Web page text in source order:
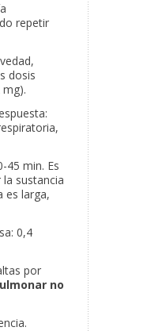
repetir
dosis
mg).
45 min. Es
sustancia
es larga,
0,4
por
no